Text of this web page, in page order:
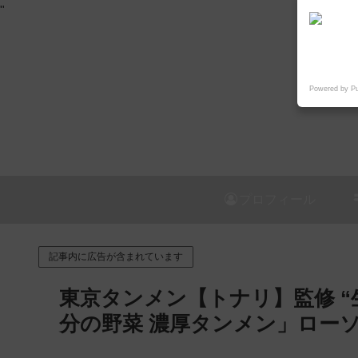
"
記事内に広告が含まれています
東京タンメン【トナリ】監修
分の野菜 濃厚タンメン」ロー
Powered by